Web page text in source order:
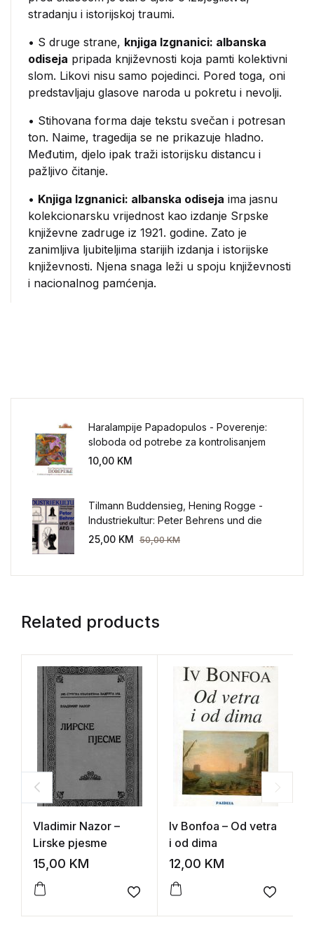
stradanju i istorijskoj traumi.
• S druge strane, knjiga Izgnanici: albanska
odiseja pripada književnosti koja pamti kolektivni
slom. Likovi nisu samo pojedinci. Pored toga, oni
predstavljaju glasove naroda u pokretu i nevolji.
• Stihovana forma daje tekstu svečan i potresan
ton. Naime, tragedija se ne prikazuje hladno.
Međutim, djelo ipak traži istorijsku distancu i
pažljivo čitanje.
• Knjiga Izgnanici: albanska odiseja ima jasnu
kolekcionarsku vrijednost kao izdanje Srpske
književne zadruge iz 1921. godine. Zato je
zanimljiva ljubiteljima starijih izdanja i istorijske
književnosti. Njena snaga leži u spoju književnosti
i nacionalnog pamćenja.
Haralampije Papadopulos - Poverenje:
sloboda od potrebe za kontrolisanjem
sveta
10,00 KM
Tilmann Buddensieg, Hening Rogge -
Industriekultur: Peter Behrens und die
AEG 1907-1914.
25,00 KM 50,00KM
Related products
Vladimir Nazor –
Lirske pjesme
15,00 KM
Add to wishlist
Iv Bonfoa – Od vetra
i od dima
12,00 KM
Add to